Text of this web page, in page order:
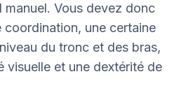
manuel. Vous devez donc
coordination, une certaine
du tronc et des bras,
visuelle et une dextérité de